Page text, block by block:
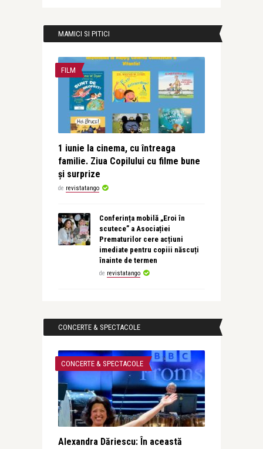
MAMICI SI PITICI
FILM
1 iunie la cinema, cu întreaga
familie. Ziua Copilului cu filme bune
și surprize
de revistatango
Conferința mobilă „Eroi în
scutece” a Asociației
Prematurilor cere acțiuni
imediate pentru copiii născuți
înainte de termen
de revistatango
CONCERTE & SPECTACOLE
CONCERTE & SPECTACOLE
Alexandra Dăriescu: În această